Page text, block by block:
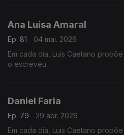
Ana Luísa Amaral
Ep. 81
04 mai. 2026
Em cada dia, Luís Caetano
o escreveu.
Daniel Faria
Ep. 79
29 abr. 2026
Em cada dia, Luís Caetano